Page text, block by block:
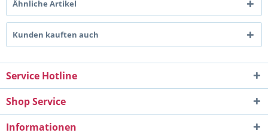
Ähnliche Artikel
Kunden kauften auch
Service Hotline
Shop Service
Informationen